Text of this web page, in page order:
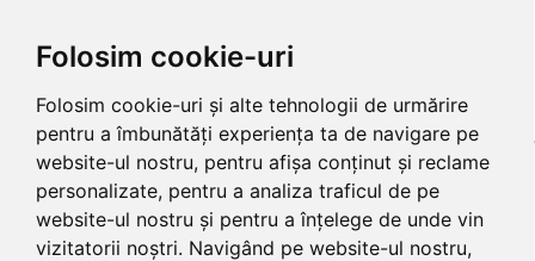
Folosim cookie-uri
Folosim cookie-uri și alte tehnologii de urmărire
pentru a îmbunătăți experiența ta de navigare pe
website-ul nostru, pentru afișa conținut și reclame
personalizate, pentru a analiza traficul de pe
website-ul nostru și pentru a înțelege de unde vin
vizitatorii noștri. Navigând pe website-ul nostru,